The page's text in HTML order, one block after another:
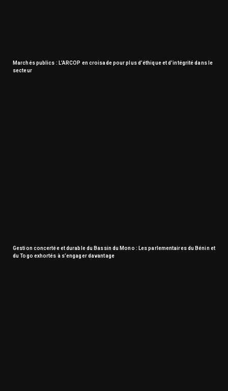
Marchés publics : L’ARCOP en croisade pour plus d’éthique et d’intégrité dans le
secteur
Gestion concertée et durable du Bassin du Mono : Les parlementaires du Bénin et
du Togo exhortés à s’engager davantage